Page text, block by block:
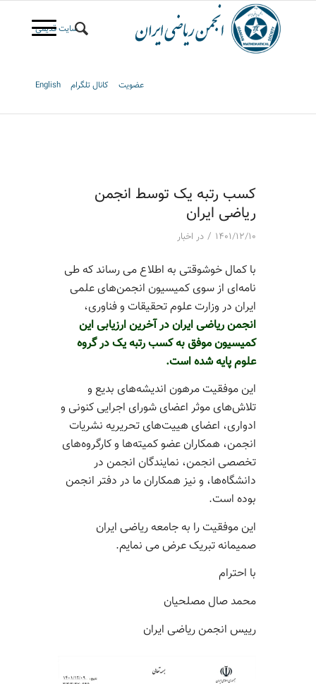
سایت قدیمی
عضویت کانال تلگرام English
کسب رتبه یک توسط انجمن
ریاضی ایران
۱۴۰۱/۱۲/۱۰ / در اخبار
با کمال خوشوقتی به اطلاع می رساند که طی
نامه‌ای از سوی کمیسیون انجمن‌های علمی
ایران در وزارت علوم تحقیقات و فناوری،
انجمن ریاضی ایران در آخرین ارزیابی این
کمیسیون موفق به کسب رتبه یک در گروه
علوم پایه شده است.
این موفقیت مرهون اندیشه‌های بدیع و
تلاش‌های موثر اعضای شورای اجرایی کنونی و
ادواری، اعضای هییت‌های تحریریه نشریات
انجمن، همکاران عضو کمیته‌ها و کارگروه‌های
تخصصی انجمن، نمایندگان انجمن در
دانشگاه‌ها، و نیز همکاران ما در دفتر انجمن
بوده است.
این موفقیت را به جامعه ریاضی ایران
صمیمانه تبریک عرض می نمایم.
با احترام
محمد صال مصلحیان
رییس انجمن ریاضی ایران